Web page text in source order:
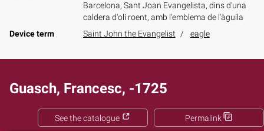
Barcelona, Sant Joan Evangelista, dins d'una
caldera d'oli roent, amb l'emblema de l'àguila
Device term
Saint John the Evangelist eagle
Guasch, Francesc, -1725
Permalink
See the catalogue